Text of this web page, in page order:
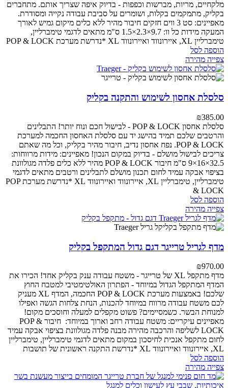
מלקחיים, מריות, מברשות וכפפות - בדיוק איפה שצריך אותם. מתחברים
בקליק, מתמקמים בקלות, ושומרים על סביבת עבודה נקייה ומסודרת.
מאפיינים: סט 3 ווים חזקים חיבור מהיר ללא כלים מיקום גמיש לאורך
המעקה מידות כל וו: 9.7×2.3×1.5 ס"מ
מתאים לדגמי טימברליין,
טימברליין XL, איירונווד ואיירונווד XL
*נדרשת מערכת POP & LOCK
הוספה לסל
צפייה מהירה
סלסלת אחסון לשימוש והתקנה בקליק
₪385.00
סלסלת אחסון POP & LOCK - לבישול חכם ונוח יותר!
התבלינים
והרטבים שלכם תמיד בהישג יד עם סלסלת האחסון החכמה למערכת
POP & LOCK. נפח אחסון נדיב, חיבור מהיר בקליק, וכל מה שאתם
צריכים לבישול מושלם - בדיוק במקום הנכון! מאפיינים: מידות מרווחות:
32.5×16×9 ס"מ
חיבור POP & LOCK מהיר ללא כלים
פלדה מגולוונת
בציפוי אבקה עמיד לחום תכנון מושלם לתבלינים ורטבים מתאים לדגמי
טימברליין, טימברליין XL, איירונווד ואיירונווד XL
*נדרשת מערכת POP
& LOCK
הוספה לסל
צפייה מהירה
מדף לגריל טרייגר דגם גדול המתקפל בקליק
₪970.00
מדף מתקפל XL של טרייגר - משטח עבודה ענק בקליק אחד!
הכירו את
המדף המתקפל הגדול במיוחד - הפתרון האולטימטיבי למטבח החוץ
שלכם! באמצעות מערכת POP & LOCK החכמה, המדף XL מעניק
לכם משטח עבודה מרווח במיוחד להכנות, הנחת צלחות הגשה ואפילו
למנוחת הבשר. כשמסיימים? פשוט מקפלים למעלה וחוסכים מקום!
מאפיינים עיקריים: משטח עבודה רחב וארוך במיוחד:
חיבור POP &
LOCK לשליפה והרכבה מהירה
מבנה פלדה מגולוונת בציפוי אבקה עמיד
לחום מתקפל אנכית לחיסכון במקום מתאים לדגמי טימברליין, טימברליין
XL, איירונווד ואיירונווד XL
*נדרשת התקנה ראשונית של תושבות
הוספה לסל
צפייה מהירה